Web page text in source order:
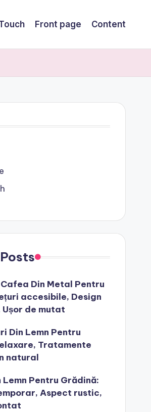
Front page Content
Cafea Din Metal Pentru
accesibile, Design
de mutat
Din Lemn Pentru
Tratamente
natural
Pentru Grădină:
Aspect rustic,